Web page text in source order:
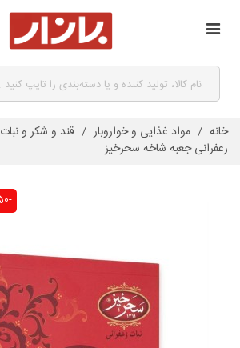
خانه / مواد غذایی و خواروبار / قند و شکر و نبات
زعفرانی جعبه شاخه سحرخیز
-29,050 تومان